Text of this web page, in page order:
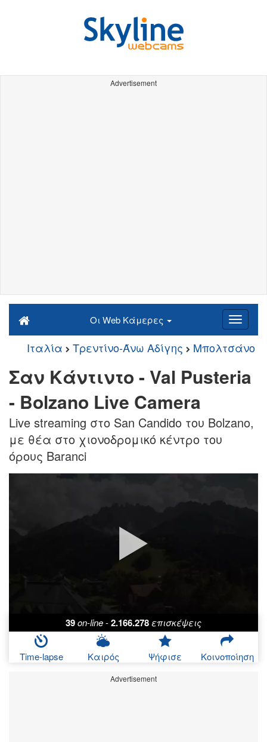
Advertisement
Οι Web Κάμερες
Ιταλία Τρεντίνο-Άνω Αδίγης Μπολτσάνο
Σαν Κάντιντο - Val Pusteria
- Bolzano Live Camera
Live streaming στο San Candido του Bolzano,
με θέα στο χιονοδρομικό κέντρο του
όρους Baranci
39on-line-2.166.278επισκέψεις
Time-lapse Καιρός Ψήφισε Κοινοποίηση
Advertisement